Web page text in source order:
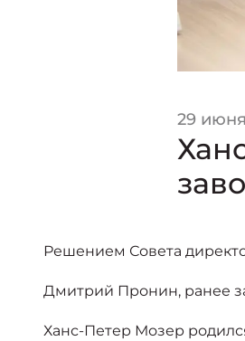
29
Решением Совета
Дмитрий Пронин, ранее
Ханс-Петер Мозер